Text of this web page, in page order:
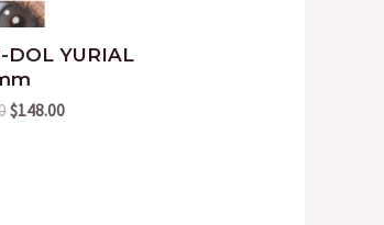
DOL YURIAL
$148.00